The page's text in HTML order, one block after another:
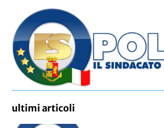
ultimi articoli